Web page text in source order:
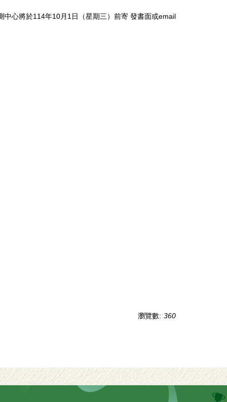
心將於114年10月1日（星期三）前寄 發書面或email
瀏覽數: 360